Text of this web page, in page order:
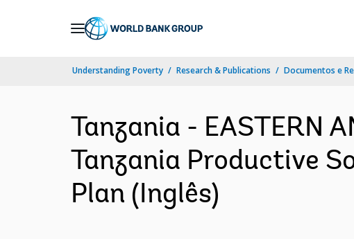
Understanding Poverty Research & Publications Documentos e
Tanzania - EASTERN
Tanzania Productive
Plan (Inglês)